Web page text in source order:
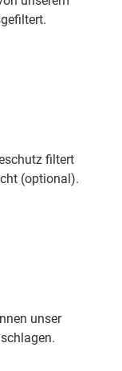
filtert
(optional).
unser